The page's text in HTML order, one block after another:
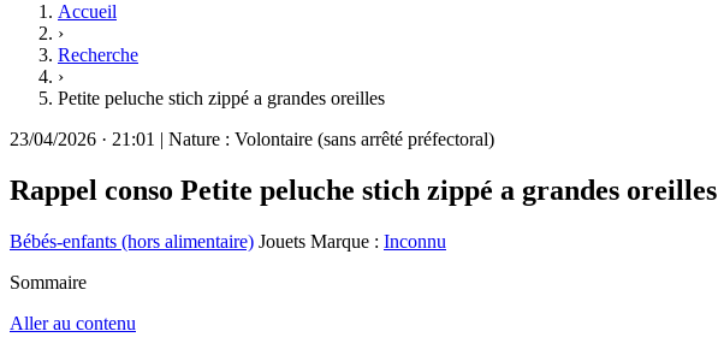
Accueil
›
Recherche
›
Petite peluche stich zippé a grandes oreilles
23/04/2026 · 21:01 | Nature : Volontaire (sans arrêté préfectoral)
Rappel conso Petite peluche stich zippé a grandes oreilles
Bébés-enfants (hors alimentaire) Jouets Marque : Inconnu
Sommaire
Aller au contenu